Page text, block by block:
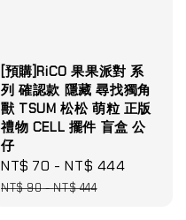
[預購]RiCO 果果派對 系
列 確認款 隱藏 尋找獨角
獸 TSUM 松松 萌粒 正版
禮物 CELL 擺件 盲盒 公
仔
Sale
price
NT$ 70 -NT$ 444
NT$ 90-NT$ 444